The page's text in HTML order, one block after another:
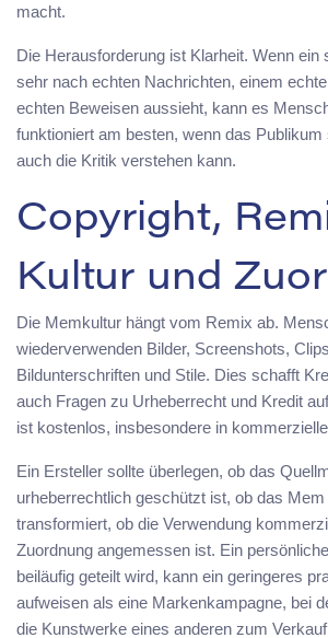
macht.
Die Herausforderung ist Klarheit. Wenn
sehr nach echten Nachrichten, einem
echten Beweisen aussieht, kann es
funktioniert am besten, wenn das
auch die Kritik verstehen kann.
Copyright,
Kultur und
Die Memkultur hängt vom Remix ab.
wiederverwenden Bilder, Screenshots,
Bildunterschriften und Stile. Dies schafft
auch Fragen zu Urheberrecht und Kredit
ist kostenlos, insbesondere in
Ein Ersteller sollte überlegen, ob das
urheberrechtlich geschützt ist, ob das
transformiert, ob die Verwendung
Zuordnung angemessen ist. Ein
beiläufig geteilt wird, kann ein geringeres
aufweisen als eine Markenkampagne, bei
die Kunstwerke eines anderen zum